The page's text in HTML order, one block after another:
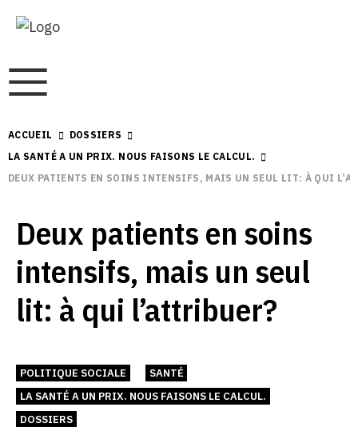
ACCUEIL
DOSSIERS
LA SANTÉ A UN PRIX. NOUS FAISONS LE CALCUL.
DEUX PATIENTS EN SOINS INTENSIFS, MAIS UN SEUL LIT: À QUI
Deux patients en soins
intensifs, mais un seul
lit: à qui l’attribuer?
POLITIQUE SOCIALE
SANTÉ
LA SANTÉ A UN PRIX. NOUS FAISONS LE CALCUL.
DOSSIERS